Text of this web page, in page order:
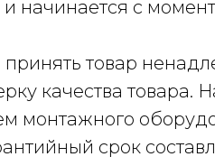
начинается с
товар
качества товара.
монтажного
срок